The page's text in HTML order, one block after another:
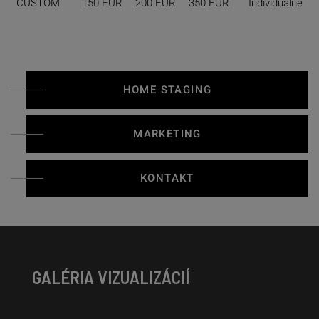
CUSTOM 150 EUR 200 EUR 350 EUR Individuálne
HOME STAGING
MARKETING
KONTAKT
GALÉRIA VIZUALIZÁCIÍ